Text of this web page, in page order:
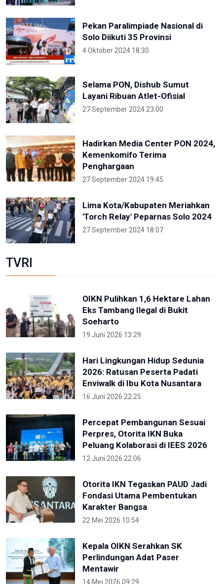
Pekan Paralimpiade Nasional di
Solo Diikuti 35 Provinsi
4 Oktober 2024 18:30
Selama PON, Dishub Sumut
Layani Ribuan Atlet-Ofisial
27 September 2024 23:00
Hadirkan Media Center PON 2024,
Kemenkomifo Terima
Penghargaan
27 September 2024 19:45
Lima Kota/Kabupaten Meriahkan
'Torch Relay' Peparnas Solo 2024
27 September 2024 18:07
TVRI
OIKN Pulihkan 1,6 Hektare Lahan
Eks Tambang Ilegal di Bukit
Soeharto
19 Juni 2026 13:29
Hari Lingkungan Hidup Sedunia
2026: Ratusan Peserta Padati
Enviwalk di Ibu Kota Nusantara
16 Juni 2026 22:25
Percepat Pembangunan Sesuai
Perpres, Otorita IKN Buka
Peluang Kolaborasi di IEES 2026
12 Juni 2026 22:06
Otorita IKN Tegaskan PAUD Jadi
Fondasi Utama Pembentukan
Karakter Bangsa
22 Mei 2026 10:54
Kepala OIKN Serahkan SK
Perlindungan Adat Paser
Mentawir
14 Mei 2026 09:29